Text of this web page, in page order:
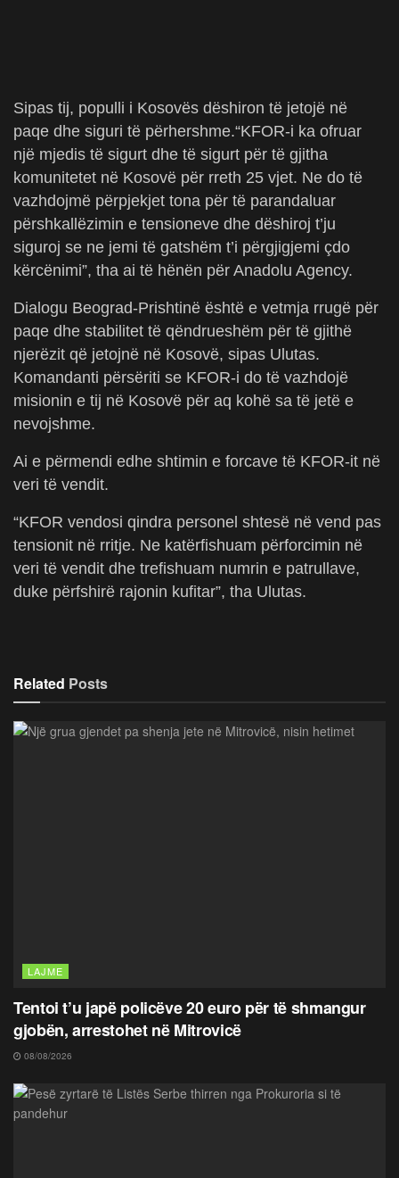
Sipas tij, populli i Kosovës dëshiron të jetojë në
paqe dhe siguri të përhershme.“KFOR-i ka ofruar
një mjedis të sigurt dhe të sigurt për të gjitha
komunitetet në Kosovë për rreth 25 vjet. Ne do të
vazhdojmë përpjekjet tona për të parandaluar
përshkallëzimin e tensioneve dhe dëshiroj t’ju
siguroj se ne jemi të gatshëm t’i përgjigjemi çdo
kërcënimi”, tha ai të hënën për Anadolu Agency.
Dialogu Beograd-Prishtinë është e vetmja rrugë për
paqe dhe stabilitet të qëndrueshëm për të gjithë
njerëzit që jetojnë në Kosovë, sipas Ulutas.
Komandanti përsëriti se KFOR-i do të vazhdojë
misionin e tij në Kosovë për aq kohë sa të jetë e
nevojshme.
Ai e përmendi edhe shtimin e forcave të KFOR-it në
veri të vendit.
“KFOR vendosi qindra personel shtesë në vend pas
tensionit në rritje. Ne katërfishuam përforcimin në
veri të vendit dhe trefishuam numrin e patrullave,
duke përfshirë rajonin kufitar”, tha Ulutas.
Related Posts
LAJME
Tentoi t’u japë policëve 20 euro për të shmangur
gjobën, arrestohet në Mitrovicë
08/08/2026